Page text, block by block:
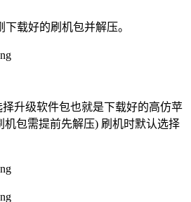
载好的刷机包并解压。
升级软件包也就是下载好的高仿苹
机包需提前先解压) 刷机时默认选择